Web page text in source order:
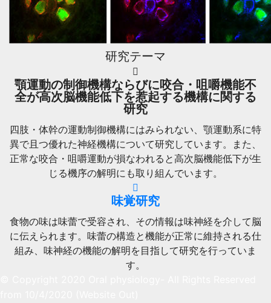
研究テーマ
顎運動の制御機構ならびに咬合・咀嚼機能不
全が高次脳機能低下を惹起する機構に関する
研究
四肢・体幹の運動制御機構にはみられない、顎運動系に特
異で且つ優れた神経機構について研究しています。また、
正常な咬合・咀嚼運動が損なわれると高次脳機能低下が生
じる機序の解明にも取り組んでいます。
味覚研究
食物の味は味蕾で受容され、その情報は味神経を介して脳
に伝えられます。味蕾の構造と機能が正常に維持される仕
組み、味神経の機能の解明を目指して研究を行っていま
す。